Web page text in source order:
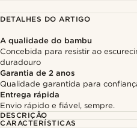
DETALHES DO ARTIGO
A qualidade do bambu
Concebida para resistir ao
duradouro
Garantia de 2 anos
Qualidade garantida para
Entrega rápida
Envio rápido e fiável, sempre.
DESCRIÇÃO
CARACTERÍSTICAS